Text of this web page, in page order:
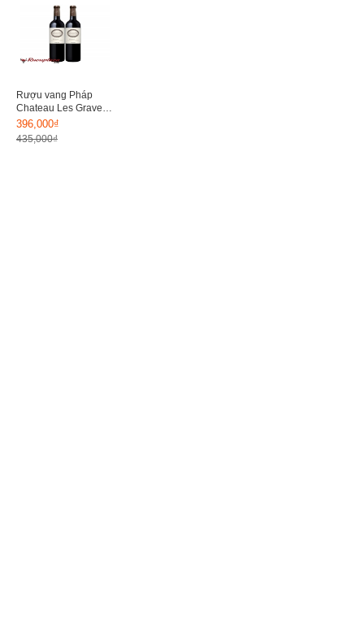
Rượu vang Pháp
Chateau Les Graves
De Pompeyrat
396,000₫
435,000₫